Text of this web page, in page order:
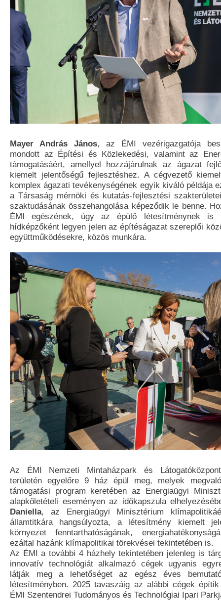
Mayer András János, az ÉMI vezérigazgatója
mondott az Építési és Közlekedési, valamint az
támogatásáért, amellyel hozzájárulnak az ágazat
kiemelt jelentőségű fejlesztéshez. A cégvezető
komplex ágazati tevékenységének egyik kiváló példája
a Társaság mérnöki és kutatás-fejlesztési
szaktudásának összehangolása képeződik le benne.
ÉMI egészének, úgy az épülő létesítménynek is
hídképzőként legyen jelen az építéságazat szereplői
együttműködésekre, közös munkára.
Az ÉMI Nemzeti Mintaházpark és
területén egyelőre 9 ház épül meg, melyek
támogatási program keretében az Energiaügyi
alapkőletételi eseményen az időkapszula
Daniella, az Energiaügyi Minisztérium
államtitkára hangsúlyozta, a létesítmény kiemelt
környezet fenntarthatóságának,
ezáltal hazánk klímapolitikai törekvései tekintetében is.
Az ÉMI a további 4 házhely tekintetében jelenleg is
innovatív technológiát alkalmazó cégek ugyanis
látják meg a lehetőséget az egész éves
létesítményben. 2025 tavaszáig az alábbi cégek
ÉMI Szentendrei Tudományos és Technológiai Ipari